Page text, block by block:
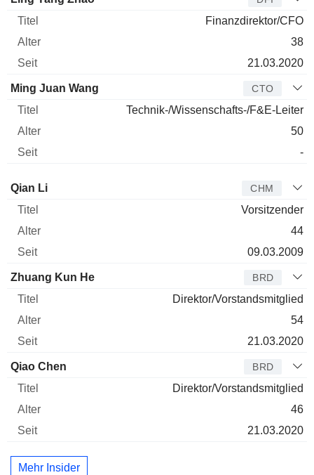
Finanzdirektor/CFO
38
21.03.2020
Ming Juan Wang CTO
Technik-/Wissenschafts-/F&E-Leiter
50
-
Verwaltungsratsmitglied
Qian Li CHM
Vorsitzender
44
09.03.2009
Zhuang Kun He BRD
Direktor/Vorstandsmitglied
54
21.03.2020
Qiao Chen BRD
Direktor/Vorstandsmitglied
46
21.03.2020
Mehr Insider